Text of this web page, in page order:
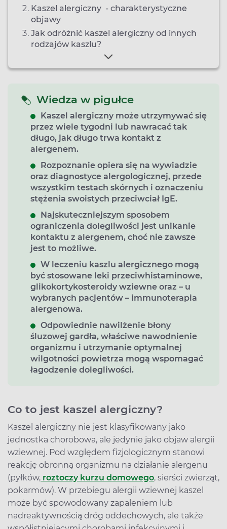
Kaszel alergiczny - charakterystyczne
objawy
Jak odróżnić kaszel alergiczny od innych
rodzajów kaszlu?
Wiedza w pigułce
Kaszel alergiczny może utrzymywać się
przez wiele tygodni lub nawracać tak
długo, jak długo trwa kontakt z
alergenem.
Rozpoznanie opiera się na wywiadzie
oraz diagnostyce alergologicznej, przede
wszystkim testach skórnych i oznaczeniu
stężenia swoistych przeciwciał IgE.
Najskuteczniejszym sposobem
ograniczenia dolegliwości jest unikanie
kontaktu z alergenem, choć nie zawsze
jest to możliwe.
W leczeniu kaszlu alergicznego mogą
być stosowane leki przeciwhistaminowe,
glikokortykosteroidy wziewne oraz – u
wybranych pacjentów – immunoterapia
alergenowa.
Odpowiednie nawilżenie błony
śluzowej gardła, właściwe nawodnienie
organizmu i utrzymanie optymalnej
wilgotności powietrza mogą wspomagać
łagodzenie dolegliwości.
Co to jest kaszel alergiczny?
Kaszel alergiczny nie jest klasyfikowany jako
jednostka chorobowa, ale jedynie jako objaw alergii
wziewnej. Pod względem fizjologicznym stanowi
reakcję obronną organizmu na działanie alergenu
(pyłków, roztoczy kurzu domowego, sierści zwierząt,
pokarmów). W przebiegu alergii wziewnej kaszel
może być spowodowany zapaleniem lub
nadreaktywnością dróg oddechowych, ale także